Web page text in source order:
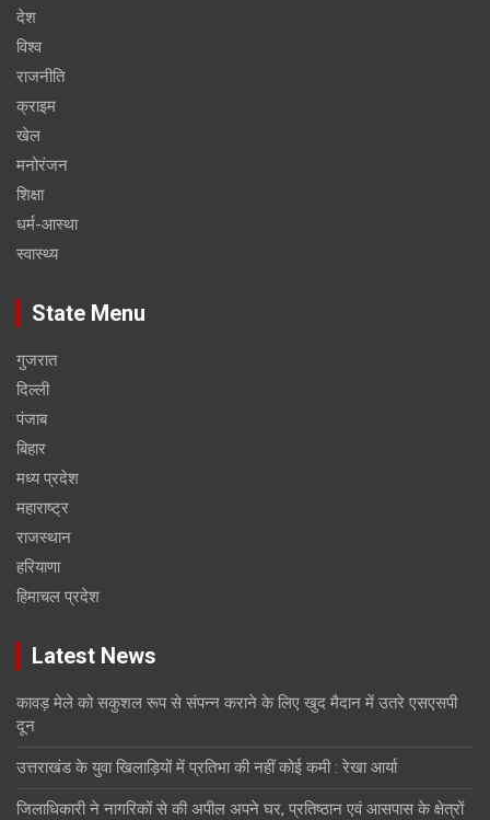
देश
विश्व
राजनीति
क्राइम
खेल
मनोरंजन
शिक्षा
धर्म-आस्था
स्वास्थ्य
State Menu
गुजरात
दिल्ली
पंजाब
बिहार
मध्य प्रदेश
महाराष्ट्र
राजस्थान
हरियाणा
हिमाचल प्रदेश
Latest News
कावड़ मेले को सकुशल रूप से संपन्न कराने के लिए खुद मैदान में उतरे एसएसपी
दून
उत्तराखंड के युवा खिलाड़ियों में प्रतिभा की नहीं कोई कमी : रेखा आर्या
जिलाधिकारी ने नागरिकों से की अपील अपने घर, प्रतिष्ठान एवं आसपास के क्षेत्रों